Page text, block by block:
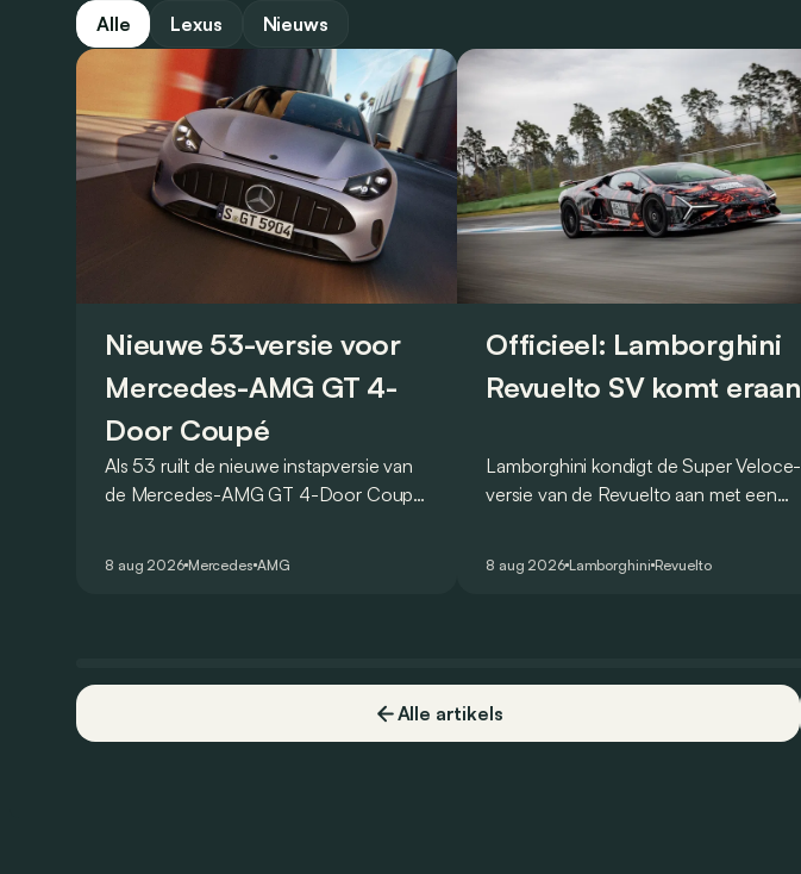
Alle Lexus Nieuws
Nieuwe 53-versie voor
Mercedes-AMG GT 4-
Door Coupé
Als 53 ruilt de nieuwe instapversie van
de Mercedes-AMG GT 4-Door Coupé
8 aug 2026 Mercedes AMG
Officieel: Lamborghini
Revuelto SV komt eraan
Lamborghini kondigt de Super Veloce-
versie van de Revuelto aan met een
een record voor productiewagens.
8 aug 2026 Lamborghini Revuelto
Alle artikels